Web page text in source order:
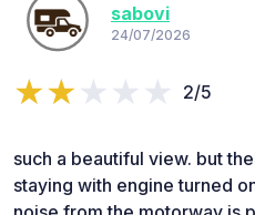
sabovi
24/07/2026
2/5
such a beautiful view. but
staying with engine turned